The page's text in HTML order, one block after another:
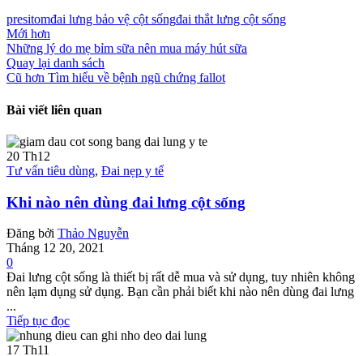
presitomđai lưng bảo vệ cột sốngđai thắt lưng cột sống
Mới hơn
Những lý do mẹ bỉm sữa nên mua máy hút sữa
Quay lại danh sách
Cũ hơn Tìm hiểu về bệnh ngũ chứng fallot
Bài viết liên quan
20 Th12
Tư vấn tiêu dùng, Đai nẹp y tế
Khi nào nên dùng đai lưng cột sống
Đăng bởi Thảo Nguyễn
Tháng 12 20, 2021
0
Đai lưng cột sống là thiết bị rất dễ mua và sử dụng, tuy nhiên không
nên lạm dụng sử dụng. Bạn cần phải biết khi nào nên dùng đai lưng
...
Tiếp tục đọc
17 Th11